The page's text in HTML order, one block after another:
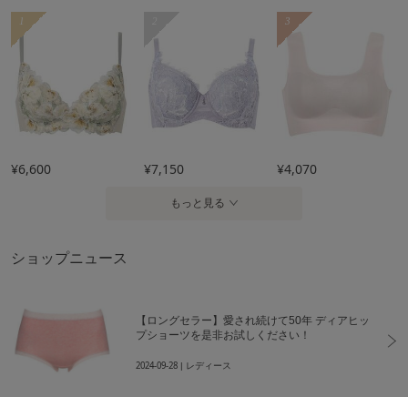
1
¥6,600 ¥7,150
3
¥4,070
もっと見る
ショップニュース
【ロングセラー】愛され続けて50年 ディアヒッ
プショーツを是非お試しください！
2024-09-28 | レディース